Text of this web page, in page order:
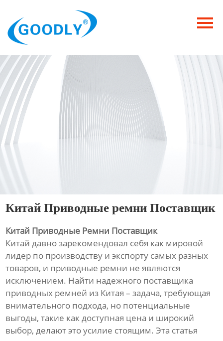
Продукция
ОТРАСЛИ
Категория
Новости
Контакты
Китай Приводные ремни Поставщик
Китай Приводные Ремни Поставщик
Китай давно зарекомендовал себя как мировой
лидер по производству и экспорту самых разных
товаров, и приводные ремни не являются
исключением. Найти надежного поставщика
приводных ремней из Китая – задача, требующая
внимательного подхода, но потенциальные
выгоды, такие как доступная цена и широкий
выбор, делают это усилие стоящим. Эта статья